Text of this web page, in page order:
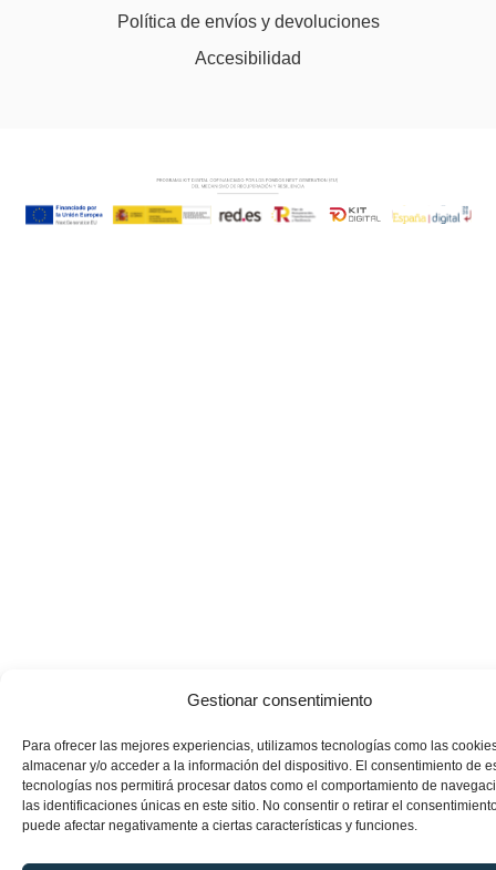
Gestionar consentimiento
Para ofrecer las mejores experiencias, utilizamos tecnologías como las
almacenar y/o acceder a la información del dispositivo. El consentimiento de
tecnologías nos permitirá procesar datos como el comportamiento de
las identificaciones únicas en este sitio. No consentir o retirar el
puede afectar negativamente a ciertas características y funciones.
Política de envíos y devoluciones
Accesibilidad